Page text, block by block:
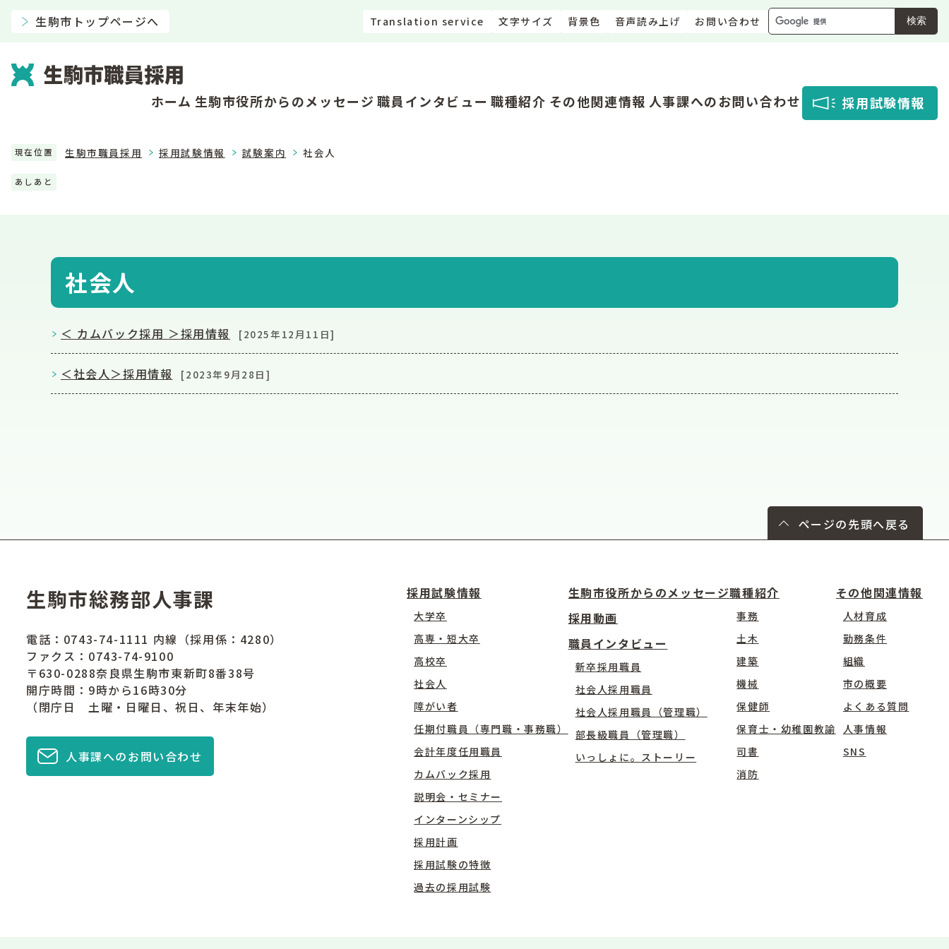
生駒市トップページへ Translation service 文字サイズ 背景色 音声読み上げ お問い合わせ 検索
ホーム 生駒市役所からのメッセージ 職員インタビュー 職種紹介 その他関連情報 人事課へのお問い合わせ 採用試験情報
現在位置 生駒市職員採用 採用試験情報 試験案内 社会人
あしあと
社会人
＜ カムバック採用 ＞採用情報 [2025年12月11日]
＜社会人＞採用情報 [2023年9月28日]
ページの先頭へ戻る
生駒市総務部人事課
電話： 0743-74-1111 内線（採用係：4280）
ファクス：0743-74-9100
〒630-0288奈良県生駒市東新町8番38号
開庁時間：9時から16時30分
（閉庁日 土曜・日曜日、祝日、年末年始）
人事課へのお問い合わせ
採用試験情報
大学卒
高専・短大卒
高校卒
社会人
障がい者
任期付職員（専門職・事務職）
会計年度任用職員
カムバック採用
説明会・セミナー
インターンシップ
採用計画
採用試験の特徴
過去の採用試験
生駒市役所からのメッセージ
採用動画
職員インタビュー
新卒採用職員
社会人採用職員
社会人採用職員（管理職）
部長級職員（管理職）
いっしょに。ストーリー
職種紹介
事務
土木
建築
機械
保健師
保育士・幼稚園教諭
司書
消防
その他関連情報
人材育成
勤務条件
組織
市の概要
よくある質問
人事情報
SNS